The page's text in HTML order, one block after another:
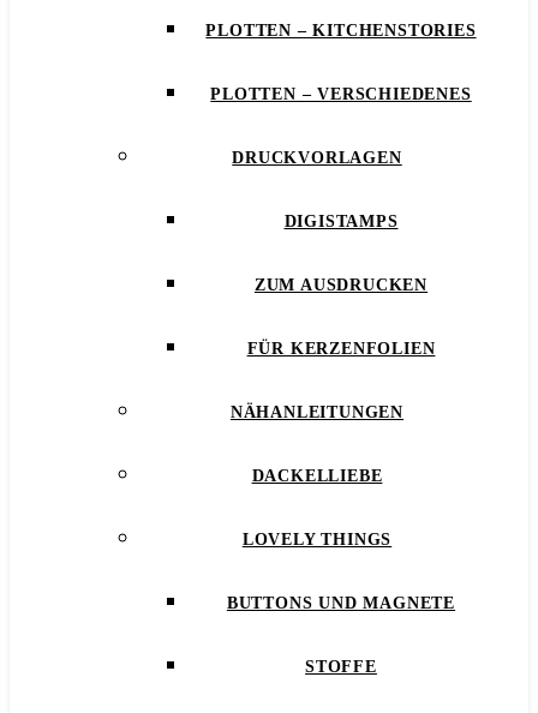
PLOTTEN – KITCHENSTORIES
PLOTTEN – VERSCHIEDENES
DRUCKVORLAGEN
DIGISTAMPS
ZUM AUSDRUCKEN
FÜR KERZENFOLIEN
NÄHANLEITUNGEN
DACKELLIEBE
LOVELY THINGS
BUTTONS UND MAGNETE
STOFFE